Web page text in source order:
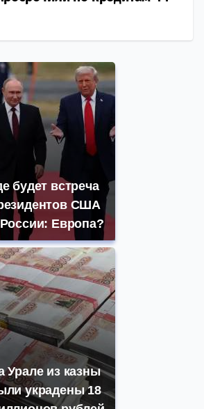
будет встреча
США
Европа?
Урале из казны
украдены 18